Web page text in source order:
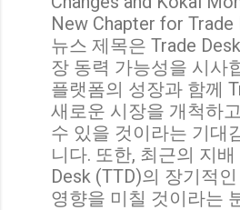
New Chapter for Trade
뉴스 제목은 Trade
장 동력 가능성을 시사
플랫폼의 성장과 함께
새로운 시장을 개척하
수 있을 것이라는 기대
니다. 또한, 최근의 지
Desk (TTD)의 장기적
영향을 미칠 것이라는